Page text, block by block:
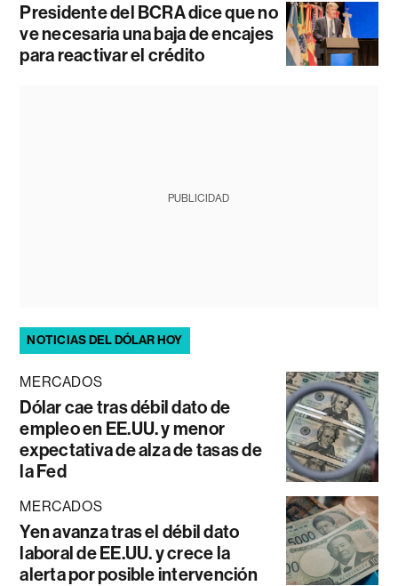
Presidente del BCRA dice que no
ve necesaria una baja de encajes
para reactivar el crédito
PUBLICIDAD
NOTICIAS DEL DÓLAR HOY
MERCADOS
Dólar cae tras débil dato de
empleo en EE.UU. y menor
expectativa de alza de tasas de
la Fed
MERCADOS
Yen avanza tras el débil dato
laboral de EE.UU. y crece la
alerta por posible intervención